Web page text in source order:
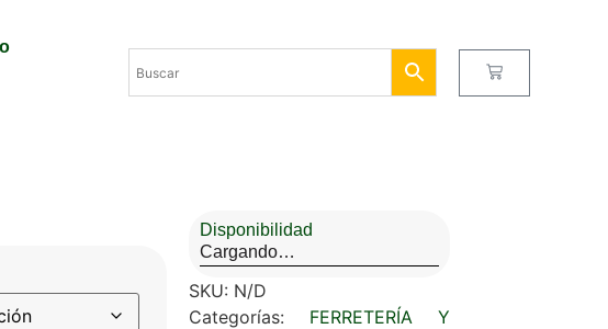
Disponibilidad
Cargando…
SKU: N/D
Categorías: FERRETERÍA Y